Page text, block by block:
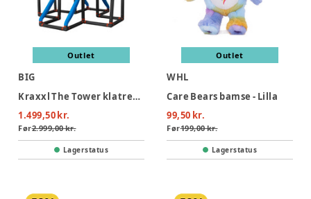
Outlet
BIG
Kraxxl The Tower klatretårn
1.499,50 kr.
Før2.999,00 kr.
Lagerstatus
Outlet
WHL
Care Bears bamse - Lilla
99,50 kr.
Før199,00 kr.
Lagerstatus